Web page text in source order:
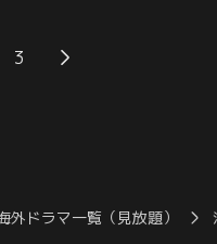
味に襲われた
トニーだっ
3
外ドラマ一覧（見放題）